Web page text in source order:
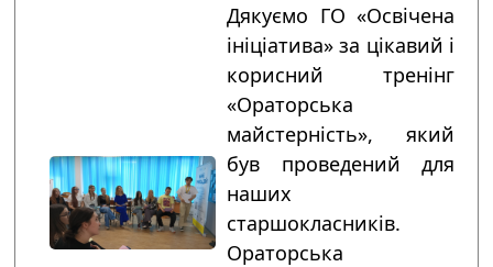
Дякуємо ГО «Освічена
ініціатива» за цікавий і
корисний тренінг
«Ораторська
майстерність», який
був проведений для
наших
старшокласників.
Ораторська